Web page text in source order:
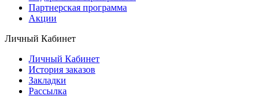
Партнерская программа
Акции
Личный Кабинет
Личный Кабинет
История заказов
Закладки
Рассылка